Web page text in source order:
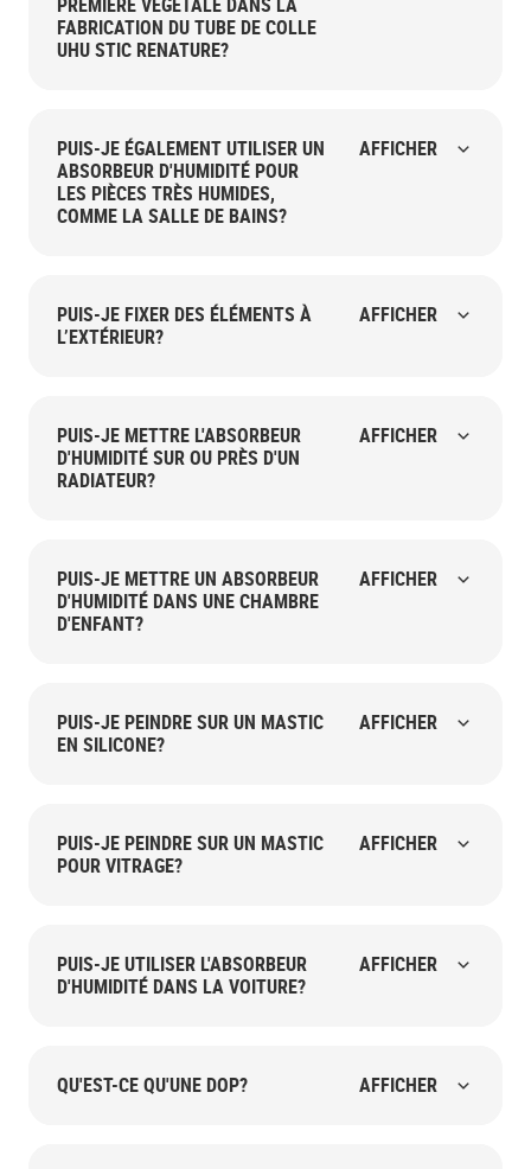
FABRICATION DU TUBE DE COLLE
UHU STIC RENATURE?
PUIS-JE ÉGALEMENT UTILISER UN
ABSORBEUR D'HUMIDITÉ POUR
LES PIÈCES TRÈS HUMIDES,
COMME LA SALLE DE BAINS?
AFFICHER
PUIS-JE FIXER DES ÉLÉMENTS À
L’EXTÉRIEUR?
AFFICHER
PUIS-JE METTRE L'ABSORBEUR
D'HUMIDITÉ SUR OU PRÈS D'UN
RADIATEUR?
AFFICHER
PUIS-JE METTRE UN ABSORBEUR
D'HUMIDITÉ DANS UNE CHAMBRE
D'ENFANT?
AFFICHER
PUIS-JE PEINDRE SUR UN MASTIC
EN SILICONE?
AFFICHER
PUIS-JE PEINDRE SUR UN MASTIC
POUR VITRAGE?
AFFICHER
PUIS-JE UTILISER L'ABSORBEUR
D'HUMIDITÉ DANS LA VOITURE?
AFFICHER
QU'EST-CE QU'UNE DOP? AFFICHER